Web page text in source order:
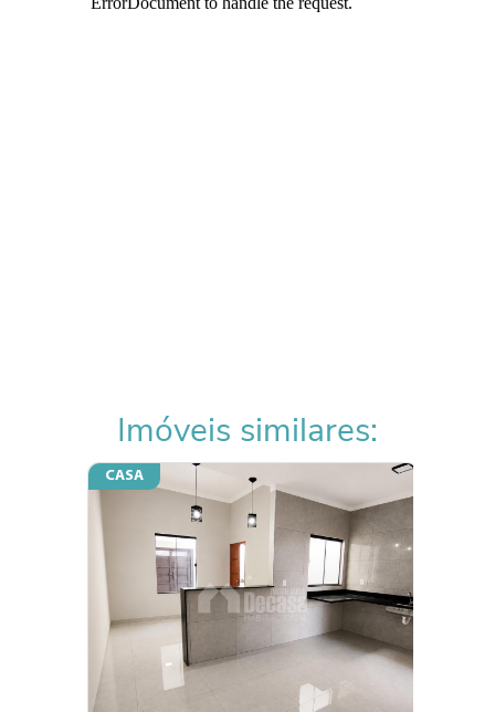
Imóveis similares:
CASA